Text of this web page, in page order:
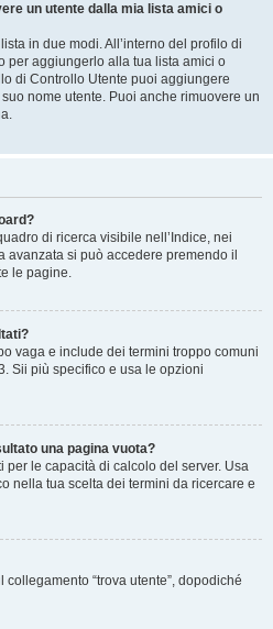
un utente dalla mia lista amici o
in due modi. All’interno del profilo di
per aggiungerlo alla tua lista amici o
di Controllo Utente puoi aggiungere
nome utente. Puoi anche rimuovere un
di ricerca visibile nell’Indice, nei
avanzata si può accedere premendo il
le pagine.
vaga e include dei termini troppo comuni
Sii più specifico e usa le opzioni
una pagina vuota?
per le capacità di calcolo del server. Usa
nella tua scelta dei termini da ricercare e
collegamento “trova utente”, dopodiché